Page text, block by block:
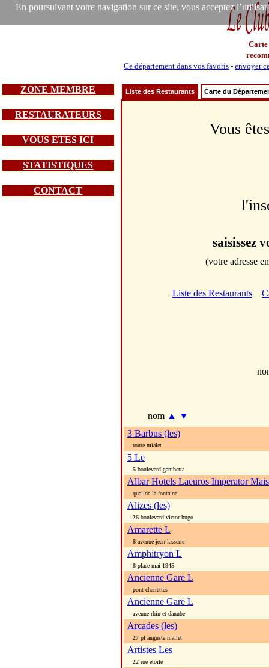
En poursuivant votre navigation sur ce site, vous acceptez
Carte
Ce département dans vos favoris -envoyer
ZONE MEMBRE
RESTAURATEURS
VOUS ETES ICI
STATISTIQUES
CONTACT
Liste des Restaurants Carte du
Vous
saisissez
(votre adresse
Liste des Restaurants
nom ▲
▼
3 Barbus (les)
route mialet
5 Le
5 boulevard gambetta
Albar Hotels Laeuros Imperator
quai de la fontaine
Alizes (les)
26 boulevard victor hugo
Amarette L
8 avenue jean lasserre
Amphitryon L
8 place mai 1945
Ancienne Gare L
pont charrettes
Ancienne Gare L
avenue rhin et danube
Arcades (les)
27 pl auguste mallet
Artistes Les
22 rue etoile